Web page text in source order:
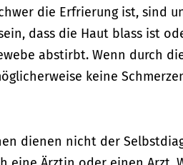
die Erfrierung ist, sind
dass die Haut blass ist
abstirbt. Wenn durch
keine
dienen nicht der